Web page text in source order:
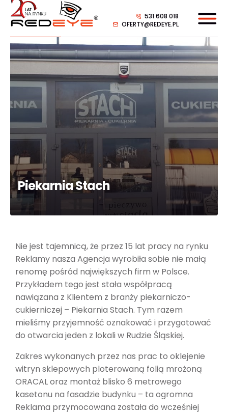
531 608 018
OFERTY@REDEYE.PL
Piekarnia Stach
Nie jest tajemnicą, że przez 15 lat pracy na rynku
Reklamy nasza Agencja wyrobiła sobie nie małą
renomę pośród największych firm w Polsce.
Przykładem tego jest stała współpracą
nawiązana z Klientem z branży piekarniczo-
cukierniczej – Piekarnia Stach. Tym razem
mieliśmy przyjemność oznakować i przygotować
do otwarcia jeden z lokali w Rudzie Śląskiej.
Zakres wykonanych przez nas prac to oklejenie
witryn sklepowych ploterowaną folią mrożoną
ORACAL oraz montaż blisko 6 metrowego
kasetonu na fasadzie budynku – ta ogromna
Reklama przymocowana została do wcześniej